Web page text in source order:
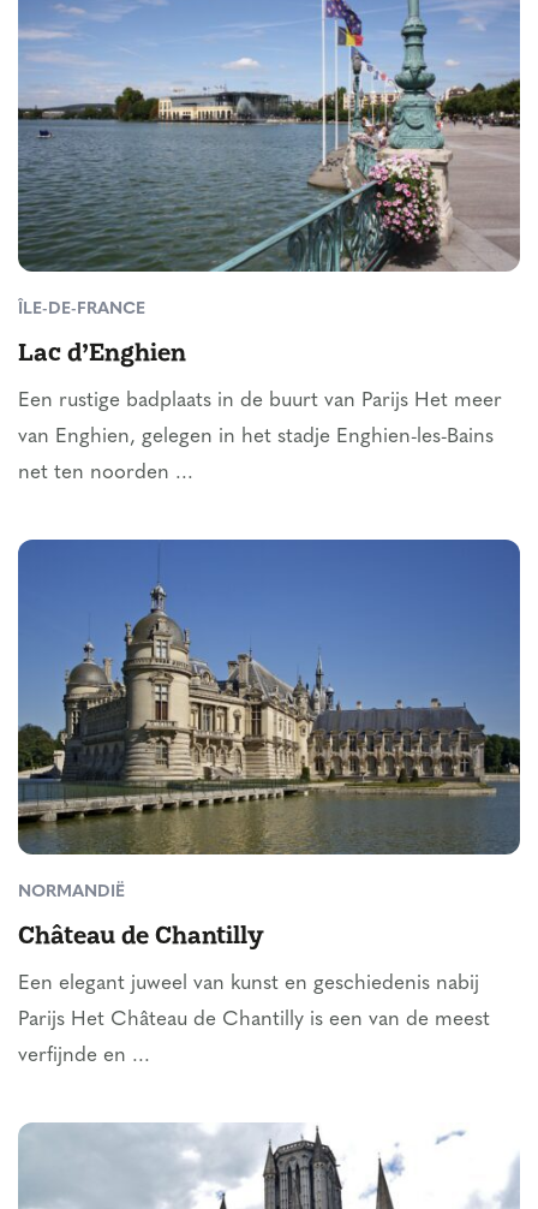
ÎLE-DE-FRANCE
Lac d’Enghien
Een rustige badplaats in de buurt van Parijs Het meer
van Enghien, gelegen in het stadje Enghien-les-Bains
net ten noorden ...
NORMANDIË
Château de Chantilly
Een elegant juweel van kunst en geschiedenis nabij
Parijs Het Château de Chantilly is een van de meest
verfijnde en ...